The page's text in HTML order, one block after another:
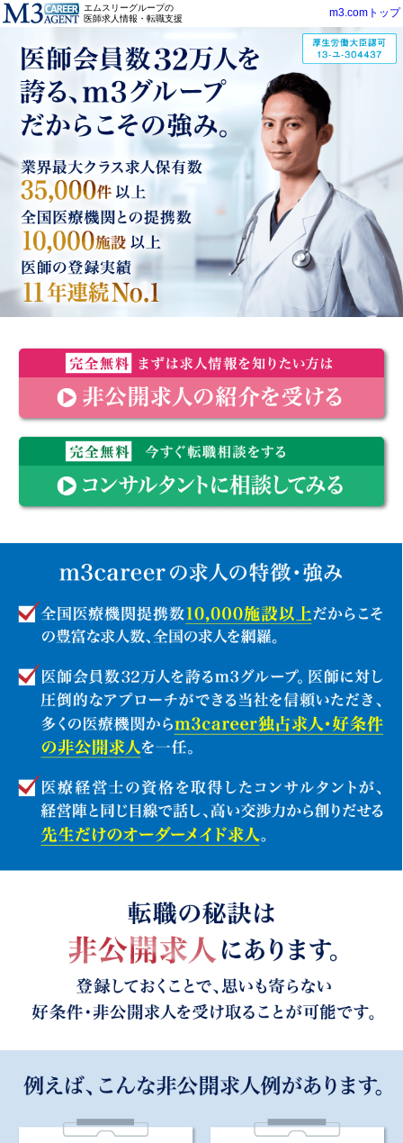
エムスリーグループの
医師求人情報・転職支援
m3.comトップ
医師会員数32万人を誇る、m3グループだからこその強み。
業界最大クラス求人保有数35,000以上全国医療機関との提携
数10,000以上医師の登録実績11年連続No.1
完全無料 まずは求人情報を知りたい方は非公開求人の紹介を
受ける
全国医療機関提携数10,000施設以上だからこその豊富な求人
数、全国の求人を網羅。
医師会員数32万人を誇るm3グループ。医師に対し圧倒的なア
プローチができる当社を信頼いただき、多くの医療機関から
m3career独占求人・好条件の非公開求人を一任。
医療経営士の資格を取得したコンサルタントが、経営陣と同じ
イド求人。
いも寄らない好条件・非公開求人を受け取ることが可能です。